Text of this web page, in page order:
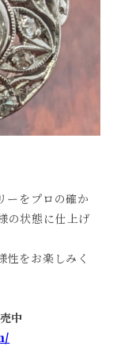
ーをプロの確か
の状態に仕上げ
をお楽しみく
中